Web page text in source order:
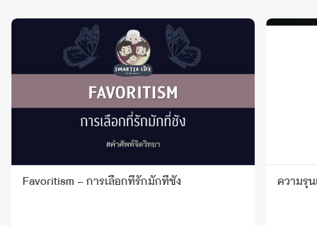
Favoritism – การเลือกที่รักมักที่ชัง ความรุ